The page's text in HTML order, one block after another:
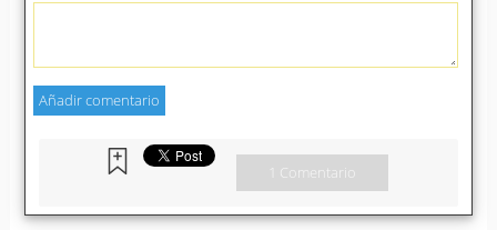
1 Comentario